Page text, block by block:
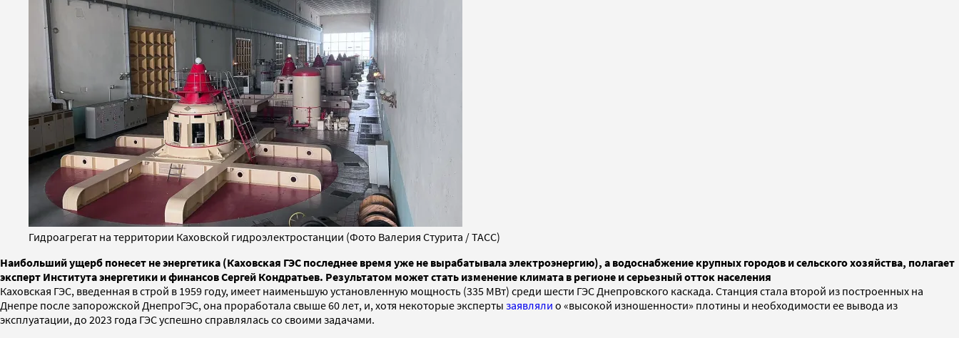
Гидроагрегат на территории Каховской гидроэлектростанции (Фото Валерия Стурита / ТАСС)
Наибольший ущерб понесет не энергетика (Каховская ГЭС последнее время уже не вырабатывала электроэнергию), а водоснабжение крупных городов и сельского хозяйства, полагает
эксперт Института энергетики и финансов Сергей Кондратьев. Результатом может стать изменение климата в регионе и серьезный отток населения
Каховская ГЭС, введенная в строй в 1959 году, имеет наименьшую установленную мощность (335 МВт) среди шести ГЭС Днепровского каскада. Станция стала второй из построенных на
Днепре после запорожской ДнепроГЭС, она проработала свыше 60 лет, и, хотя некоторые эксперты заявляли о «высокой изношенности» плотины и необходимости ее вывода из
эксплуатации, до 2023 года ГЭС успешно справлялась со своими задачами.